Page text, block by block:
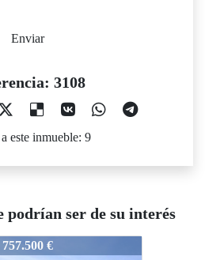
Enviar
3108
este inmueble: 9
podrían ser de su interés
370.000 €